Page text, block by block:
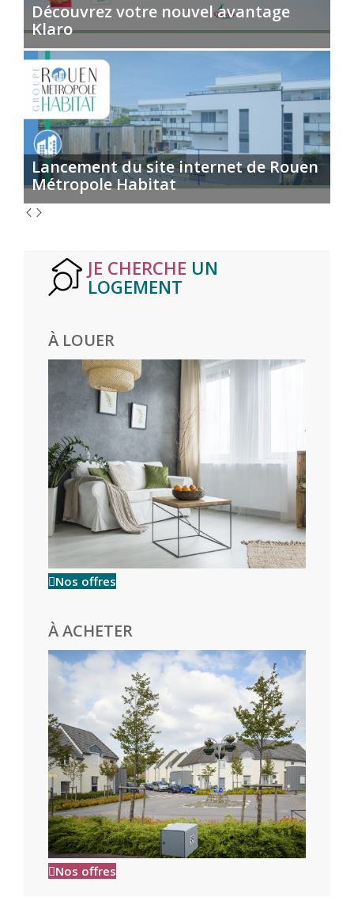
Découvrez votre nouvel avantage
Klaro
Lancement du site internet de Rouen
Métropole Habitat
JE CHERCHE UN
LOGEMENT
À LOUER
Nos offres
À ACHETER
Nos offres